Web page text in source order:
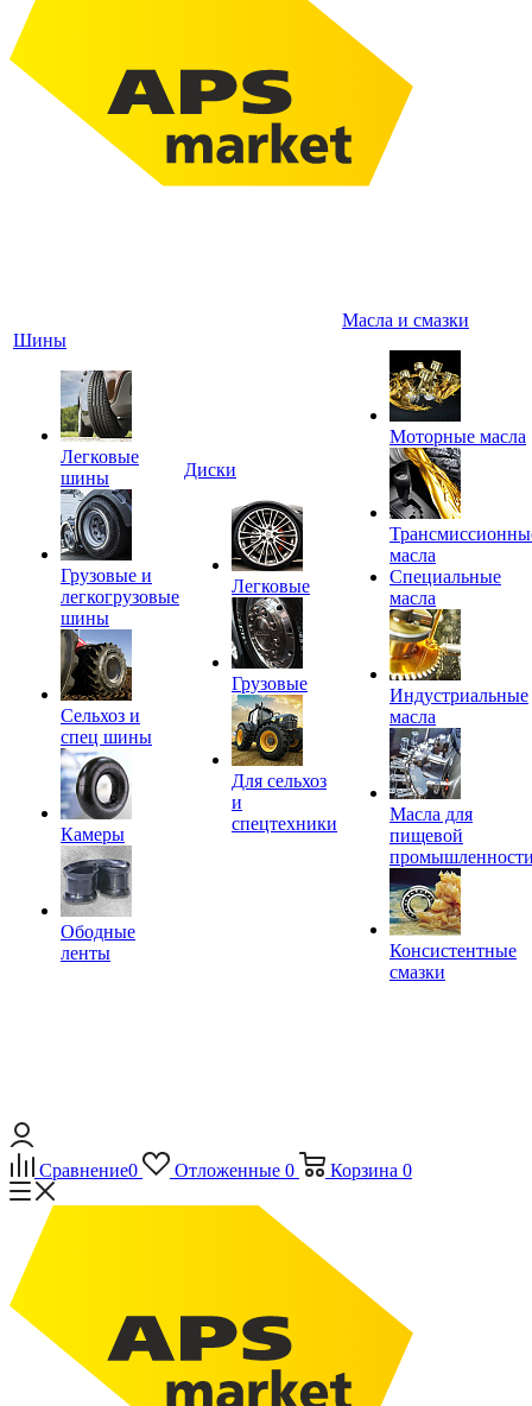
Шины
Легковые
шины
Грузовые и
легкогрузовые
шины
Сельхоз и
спец шины
Камеры
Ободные
ленты
Диски
Легковые
Грузовые
Для сельхоз
и
спецтехники
Масла и смазки
Моторные масла
масла
Специальные
масла
Индустриальные
масла
Масла для
пищевой
Консистентные
смазки
Сравнение0 Отложенные 0 Корзина 0